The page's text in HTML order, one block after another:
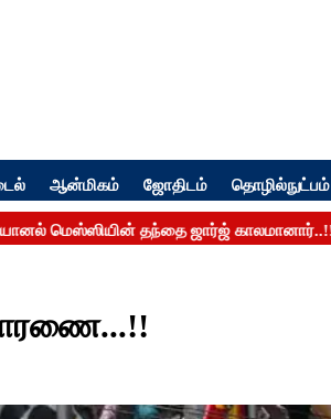
ஆன்மிகம் ஜோதிடம் தொழில்நுட்பம்